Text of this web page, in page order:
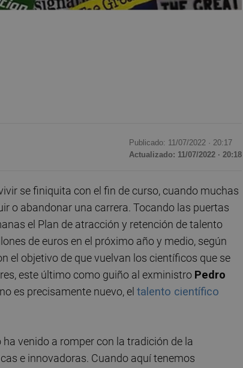
Publicado: 11/07/2022 · 20:17
Actualizado: 11/07/2022 · 20:18
se finiquita con el fin de curso, cuando muchas
o abandonar una carrera. Tocando las puertas
el Plan de atracción y retención de talento
de euros en el próximo año y medio, según
el objetivo de que vuelvan los científicos que se
este último como guiño al exministro Pedro
es precisamente nuevo, el talento científico
venido a romper con la tradición de la
e innovadoras. Cuando aquí tenemos